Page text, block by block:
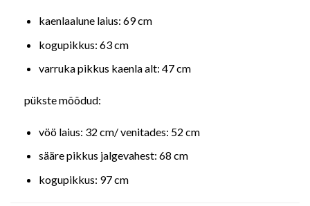
kaenlaalune laius: 69 cm
kogupikkus: 63 cm
varruka pikkus kaenla alt: 47 cm
pükste mõõdud:
vöö laius: 32 cm/ venitades: 52 cm
sääre pikkus jalgevahest: 68 cm
kogupikkus: 97 cm